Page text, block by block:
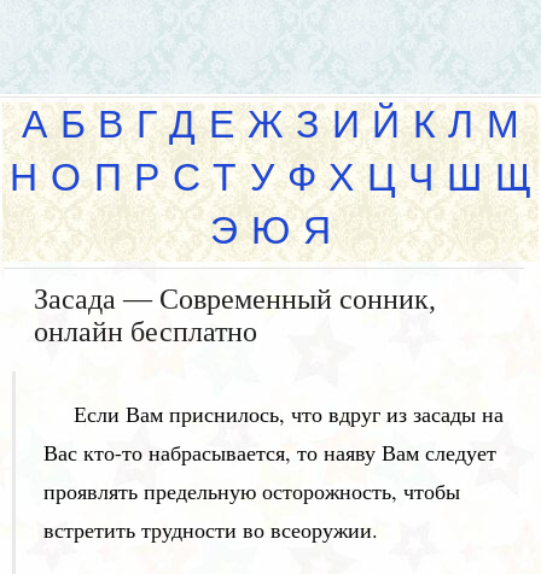
А Б В Г Д Е Ж З И Й К Л М
Н О П Р С Т У Ф Х Ц Ч Ш Щ
Э Ю Я
Засада — Современный сонник,
онлайн бесплатно
Если Вам приснилось, что вдруг из засады на
Вас кто-то набрасывается, то наяву Вам следует
проявлять предельную осторожность, чтобы
встретить трудности во всеоружии.